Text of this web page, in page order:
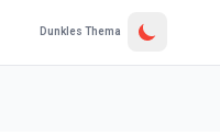
Dunkles Thema